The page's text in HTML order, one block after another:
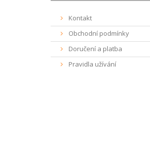
Kontakt
Obchodní podmínky
Doručení a platba
Pravidla užívání